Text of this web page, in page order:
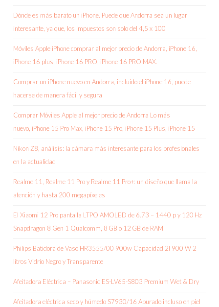
Dónde es más barato un iPhone. Puede que Andorra sea un lugar
interesante, ya que, los impuestos son solo del 4,5 x 100
Móviles Apple iPhone comprar al mejor precio de Andorra, iPhone 16,
iPhone 16 plus, iPhone 16 PRO, iPhone 16 PRO MAX.
Comprar un iPhone nuevo en Andorra, incluido el iPhone 16, puede
hacerse de manera fácil y segura
Comprar Móviles Apple al mejor precio de Andorra Lo más
nuevo, iPhone 15 Pro Max, iPhone 15 Pro, iPhone 15 Plus, iPhone 15
Nikon Z8, análisis: la cámara más interesante para los profesionales
en la actualidad
Realme 11, Realme 11 Pro y Realme 11 Pro+: un diseño que llama la
atención y hasta 200 megapíxeles
El Xiaomi 12 Pro pantalla LTPO AMOLED de 6.73 – 1440 p y 120 Hz
Snapdragon 8 Gen 1 Qualcomm, 8 GB o 12 GB de RAM
Philips Batidora de Vaso HR3555/00 900w Capacidad 2l 900 W 2
litros Vidrio Negro y Transparente
Afeitadora Eléctrica – Panasonic ES-LV65-S803 Premium Wet & Dry
Afeitadora eléctrica seco y húmedo S7930/16 Apurado incluso en piel